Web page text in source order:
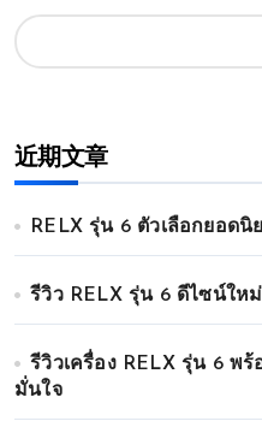
近期文章
RELX รุ่น 6 ตัวเลือกยอด
รีวิว RELX รุ่น 6 ดีไซน์ให
รีวิวเครื่อง RELX รุ่น 6 พ
มั่นใจ